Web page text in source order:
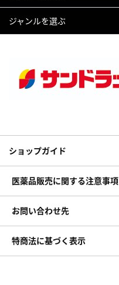
ジャンルを選ぶ
ショップガイド
医薬品販売に関する注意事項
お問い合わせ先
特商法に基づく表示